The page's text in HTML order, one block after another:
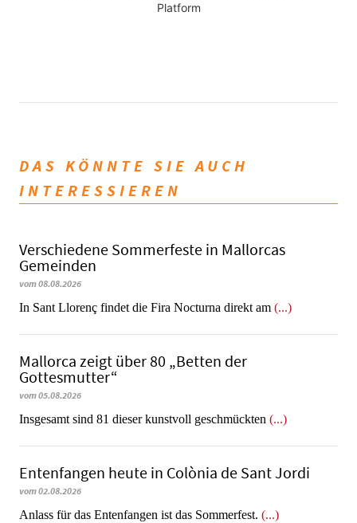
Platform
DAS KÖNNTE SIE AUCH
INTERESSIEREN
Verschiedene Sommerfeste in Mallorcas
Gemeinden
vom 08.08.2026
In Sant Llorenç findet die Fira Nocturna direkt am (...)
Mallorca zeigt über 80 „Betten der
Gottesmutter“
vom 05.08.2026
Insgesamt sind 81 dieser kunstvoll geschmückten (...)
Entenfangen heute in Colònia de Sant Jordi
vom 02.08.2026
Anlass für das Entenfangen ist das Sommerfest. (...)